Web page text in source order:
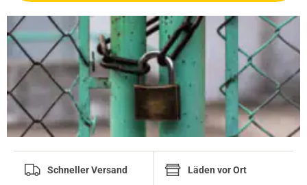
Schneller Versand Läden vor Ort